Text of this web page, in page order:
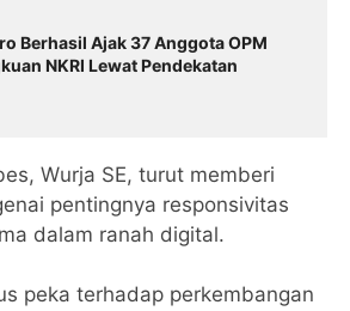
Berhasil Ajak 37 Anggota OPM
NKRI Lewat Pendekatan
Wurja SE, turut memberi
pentingnya responsivitas
dalam ranah digital.
peka terhadap perkembangan